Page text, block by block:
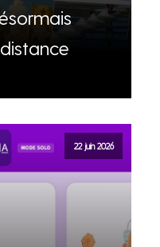
22 juin 2026